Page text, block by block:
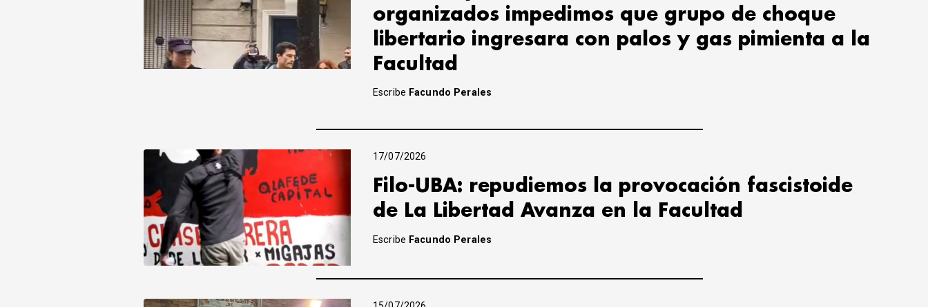
organizados impedimos que grupo de choque
libertario ingresara con palos y gas pimienta a la
Facultad
Escribe Facundo Perales
17/07/2026
Filo-UBA: repudiemos la provocación fascistoide
de La Libertad Avanza en la Facultad
Escribe Facundo Perales